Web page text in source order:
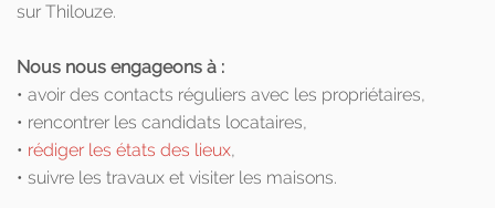
sur Thilouze.
Nous nous engageons à :
• avoir des contacts réguliers avec les propriétaires,
• rencontrer les candidats locataires,
• rédiger les états des lieux,
• suivre les travaux et visiter les maisons.